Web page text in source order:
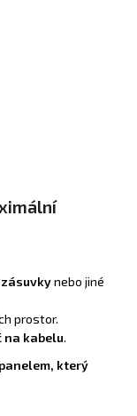
nebo jiné
prostor.
na kabelu.
který